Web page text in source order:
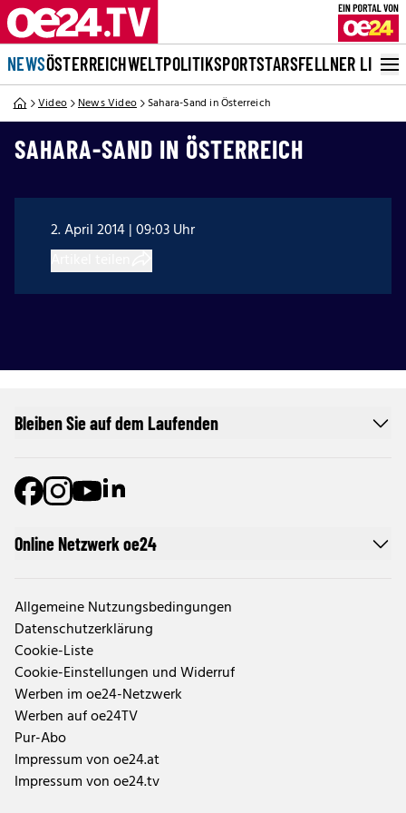
NEWSÖSTERREICHWELTPOLITIKSPORTSTARSFELLNER LIVE
Video News Video Sahara-Sand in Österreich
SAHARA-SAND IN ÖSTERREICH
2. April 2014 | 09:03 Uhr
Online Netzwerk oe24
Allgemeine Nutzungsbedingungen
Datenschutzerklärung
Cookie-Liste
Cookie-Einstellungen und Widerruf
Werben im oe24-Netzwerk
Werben auf oe24TV
Pur-Abo
Impressum von oe24.at
Impressum von oe24.tv
Bleiben Sie auf dem Laufenden